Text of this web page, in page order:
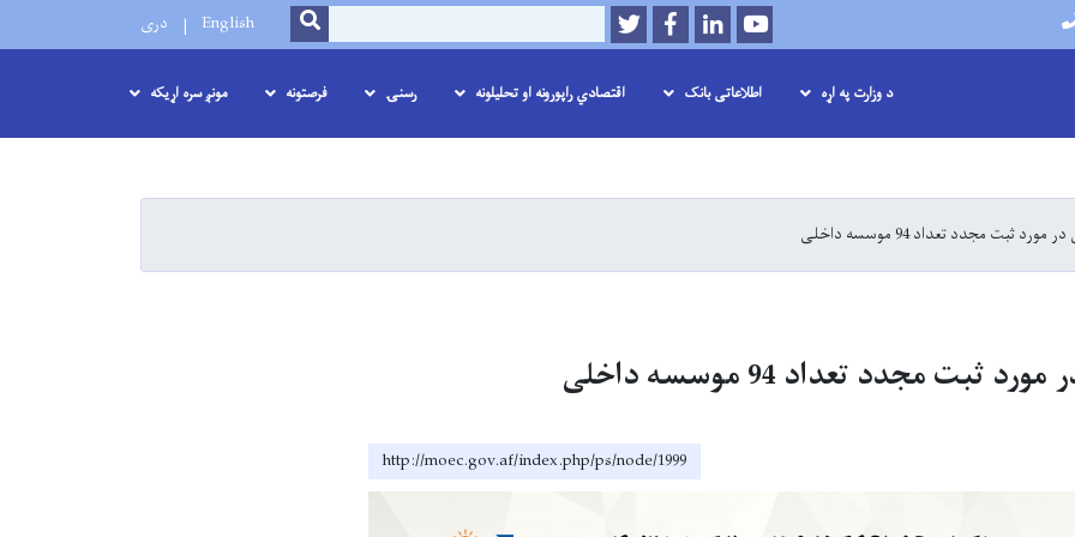
Youtube
LinkedIn
Facebook
Twitter
Search
SEARCH
English دری
د وزارت په اړه اطلاعاتی بانک اقتصادي راپورونه او تحلیلونه رسنۍ فرصتونه مونږ سره اړیکه
ثبت مجدد تعداد 94 موسسه داخلی
ثبت مجدد تعداد 94 موسسه داخلی
http://moec.gov.af/index.php/ps/node/1999